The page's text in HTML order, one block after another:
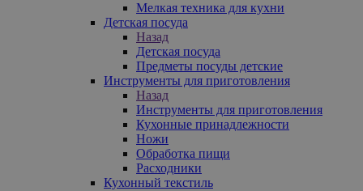
Мелкая техника для кухни
Детская посуда
Назад
Детская посуда
Предметы посуды детские
Инструменты для приготовления
Назад
Инструменты для приготовления
Кухонные принадлежности
Ножи
Обработка пищи
Расходники
Кухонный текстиль